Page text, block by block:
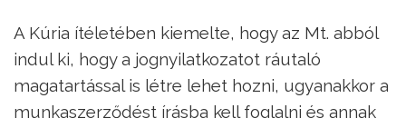
A Kúria ítéletében kiemelte, hogy az Mt. abból
indul ki, hogy a jognyilatkozatot ráutaló
magatartással is létre lehet hozni, ugyanakkor a
munkaszerződést írásba kell foglalni és annak